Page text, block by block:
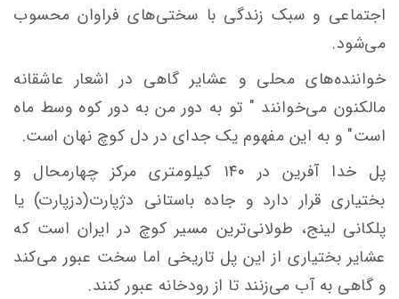
اجتماعی و سبک زندگی با سختی‌های فراوان محسوب
می‌شود.
خواننده‌های محلی و عشایر گاهی در اشعار عاشقانه
مالکنون می‌خوانند " تو به دور من به دور کوه وسط ماه
است" و به این مفهوم یک جدای در دل کوچ نهان است.
پل خدا آفرین در ۱۴۰ کیلومتری مرکز چهارمحال و
بختیاری قرار دارد و جاده باستانی دژپارت(دزپارت) یا
پلکانی لینج، طولانی‌ترین مسیر کوچ در ایران است که
عشایر بختیاری از این پل تاریخی اما سخت عبور می‌کند
و گاهی به آب می‌زنند تا از رودخانه عبور کنند.